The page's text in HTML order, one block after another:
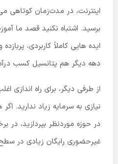
اینترنت، در مدت‌زمان کوتاهی
برسید. اشتباه نکنید قصد ما
ایده هایی کاملاً کاربردی،
دهه دیگر هم پتانسیل کسب
از طرفی دیگر، برای راه اندازی
نیازی به سرمایه زیاد ندارید.
در حوزه موردنظر بپردازید، در
غیرحضوری رایگان زیادی در